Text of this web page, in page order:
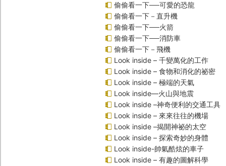
偷偷看一下──可愛的恐龍
偷偷看一下－直升機
偷偷看一下──火箭
偷偷看一下──消防車
偷偷看一下－飛機
Look inside – 千變萬化的工作
Look inside – 食物和消化的祕密
Look inside – 極端的天氣
Look inside—火山與地震
Look inside –神奇便利的交通工具
Look inside – 來來往往的機場
Look inside –揭開神祕的太空
Look inside – 探索奇妙的身體
Look inside-帥氣酷炫的車子
Look inside – 有趣的圖解科學